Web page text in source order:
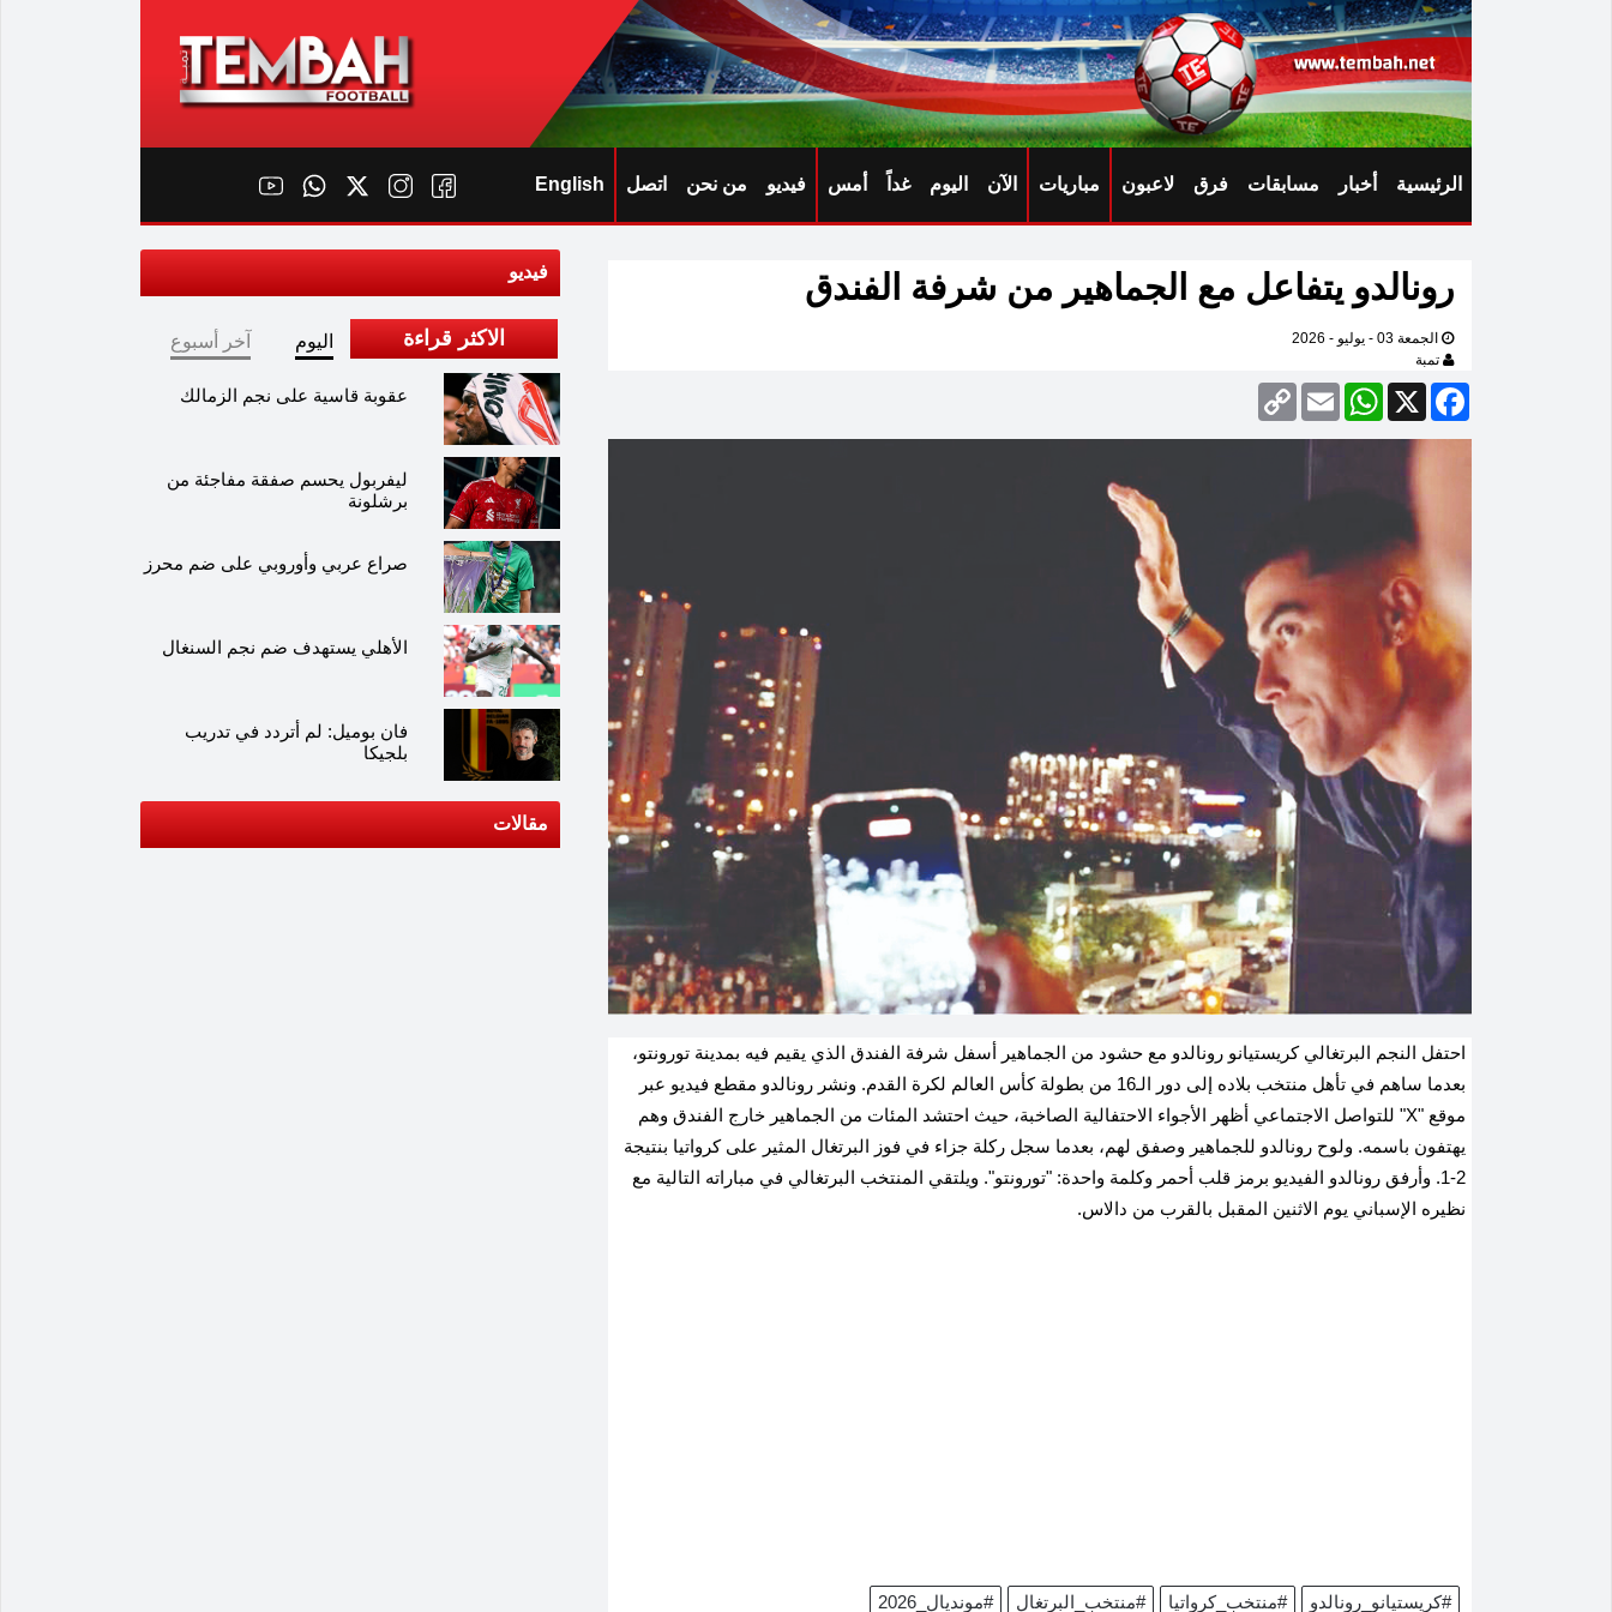
الرئيسية أخبار مسابقات فرق لاعبون مباريات الآن اليوم غداً أمس فيديو من نحن اتصل English
رونالدو يتفاعل مع الجماهير من شرفة الفندق
الجمعة 03 - يوليو - 2026
تمبة
Facebook
X
WhatsApp
Email
Copy
Link
احتفل النجم البرتغالي كريستيانو رونالدو مع حشود من الجماهير أسفل شرفة الفندق الذي يقيم فيه بمدينة تورونتو،
بعدما ساهم في تأهل منتخب بلاده إلى دور الـ16 من بطولة كأس العالم لكرة القدم. ونشر رونالدو مقطع فيديو عبر
موقع "X" للتواصل الاجتماعي أظهر الأجواء الاحتفالية الصاخبة، حيث احتشد المئات من الجماهير خارج الفندق وهم
يهتفون باسمه. ولوح رونالدو للجماهير وصفق لهم، بعدما سجل ركلة جزاء في فوز البرتغال المثير على كرواتيا بنتيجة
2-1. وأرفق رونالدو الفيديو برمز قلب أحمر وكلمة واحدة: "تورونتو". ويلتقي المنتخب البرتغالي في مباراته التالية مع
نظيره الإسباني يوم الاثنين المقبل بالقرب من دالاس.
#مونديال_2026 #منتخب_البرتغال #منتخب_كرواتيا #كريستيانو_رونالدو
فيديو
الاكثر قراءة اليوم آخر أسبوع
عقوبة قاسية على نجم الزمالك
ليفربول يحسم صفقة مفاجئة من
برشلونة
صراع عربي وأوروبي على ضم محرز
الأهلي يستهدف ضم نجم السنغال
فان بوميل: لم أتردد في تدريب
بلجيكا
مقالات